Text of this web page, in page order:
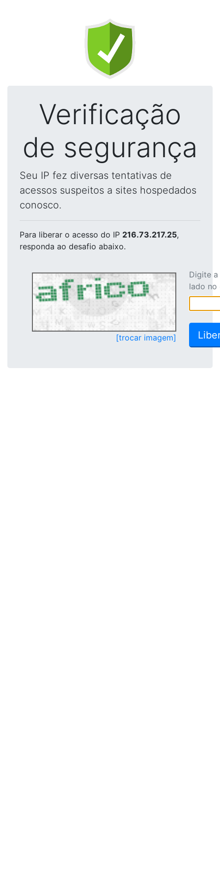
Verificação
de segurança
Seu IP fez diversas tentativas de
acessos suspeitos a sites hospedados
conosco.
Para liberar o acesso do IP 216.73.217.25,
responda ao desafio abaixo.
[trocar imagem]
Digite
lado no